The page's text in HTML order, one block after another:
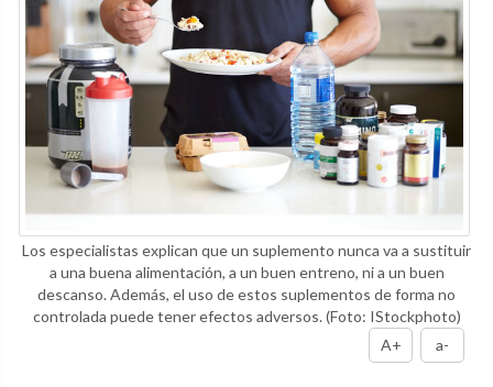
Los especialistas explican que un suplemento nunca va a sustituir
a una buena alimentación, a un buen entreno, ni a un buen
descanso. Además, el uso de estos suplementos de forma no
controlada puede tener efectos adversos.(Foto: IStockphoto)
A+
a-